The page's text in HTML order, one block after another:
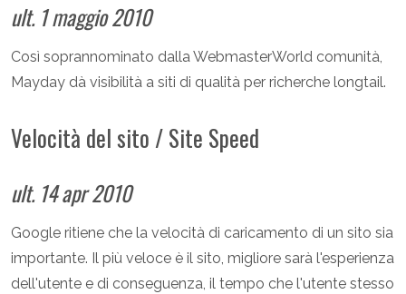
ult. 1 maggio 2010
Così soprannominato dalla WebmasterWorld comunità,
Mayday dà visibilità a siti di qualità per richerche longtail.
Velocità del sito / Site Speed
ult. 14 apr 2010
Google ritiene che la velocità di caricamento di un sito sia
importante. Il più veloce è il sito, migliore sarà l'esperienza
dell'utente e di conseguenza, il tempo che l'utente stesso